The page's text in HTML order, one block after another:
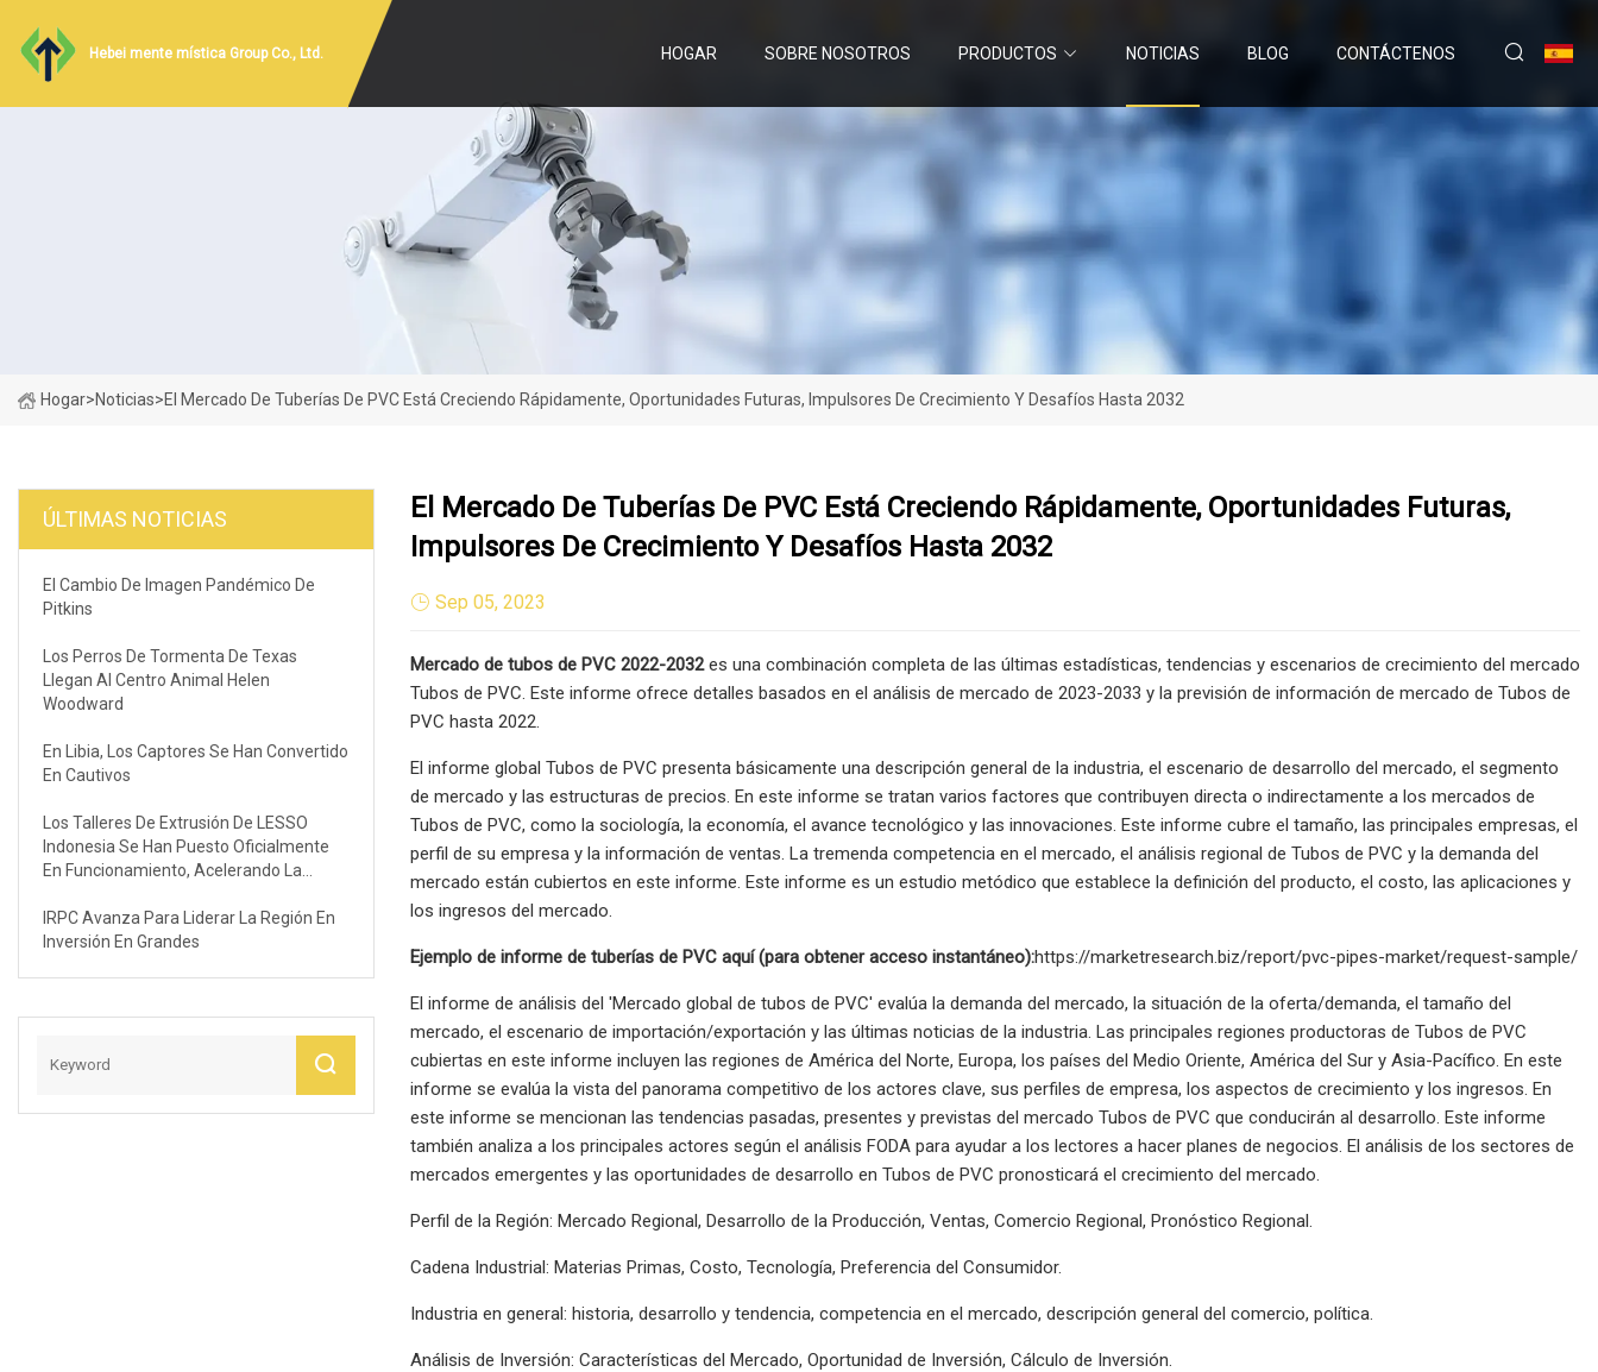
Hebei mente mística Group Co., Ltd. HOGAR SOBRE NOSOTROS PRODUCTOS NOTICIAS BLOG CONTÁCTENOS
Hogar>Noticias>El Mercado De Tuberías De PVC Está Creciendo Rápidamente, Oportunidades Futuras, Impulsores De Crecimiento Y Desafíos Hasta 2032
ÚLTIMAS NOTICIAS
El Cambio De Imagen Pandémico De
Pitkins
Los Perros De Tormenta De Texas
Llegan Al Centro Animal Helen
Woodward
En Libia, Los Captores Se Han Convertido
En Cautivos
Los Talleres De Extrusión De LESSO
Indonesia Se Han Puesto Oficialmente
En Funcionamiento, Acelerando La
IRPC Avanza Para Liderar La Región En
Inversión En Grandes
El Mercado De Tuberías De PVC Está Creciendo Rápidamente, Oportunidades Futuras,
Impulsores De Crecimiento Y Desafíos Hasta 2032
Sep 05, 2023
Mercado de tubos de PVC 2022-2032es una combinación completa de las últimas estadísticas, tendencias y escenarios de crecimiento del mercado
Tubos de PVC. Este informe ofrece detalles basados ​​en el análisis de mercado de 2023-2033 y la previsión de información de mercado de Tubos de
PVC hasta 2022.
El informe global Tubos de PVC presenta básicamente una descripción general de la industria, el escenario de desarrollo del mercado, el segmento
de mercado y las estructuras de precios. En este informe se tratan varios factores que contribuyen directa o indirectamente a los mercados de
Tubos de PVC, como la sociología, la economía, el avance tecnológico y las innovaciones. Este informe cubre el tamaño, las principales empresas, el
perfil de su empresa y la información de ventas. La tremenda competencia en el mercado, el análisis regional de Tubos de PVC y la demanda del
mercado están cubiertos en este informe. Este informe es un estudio metódico que establece la definición del producto, el costo, las aplicaciones y
los ingresos del mercado.
Ejemplo de informe de tuberías de PVC aquí (para obtener acceso instantáneo):https://marketresearch.biz/report/pvc-pipes-market/request-sample/
El informe de análisis del 'Mercado global de tubos de PVC' evalúa la demanda del mercado, la situación de la oferta/demanda, el tamaño del
mercado, el escenario de importación/exportación y las últimas noticias de la industria. Las principales regiones productoras de Tubos de PVC
cubiertas en este informe incluyen las regiones de América del Norte, Europa, los países del Medio Oriente, América del Sur y Asia-Pacífico. En este
informe se evalúa la vista del panorama competitivo de los actores clave, sus perfiles de empresa, los aspectos de crecimiento y los ingresos. En
este informe se mencionan las tendencias pasadas, presentes y previstas del mercado Tubos de PVC que conducirán al desarrollo. Este informe
también analiza a los principales actores según el análisis FODA para ayudar a los lectores a hacer planes de negocios. El análisis de los sectores de
mercados emergentes y las oportunidades de desarrollo en Tubos de PVC pronosticará el crecimiento del mercado.
Perfil de la Región: Mercado Regional, Desarrollo de la Producción, Ventas, Comercio Regional, Pronóstico Regional.
Cadena Industrial: Materias Primas, Costo, Tecnología, Preferencia del Consumidor.
Industria en general: historia, desarrollo y tendencia, competencia en el mercado, descripción general del comercio, política.
Análisis de Inversión: Características del Mercado, Oportunidad de Inversión, Cálculo de Inversión.